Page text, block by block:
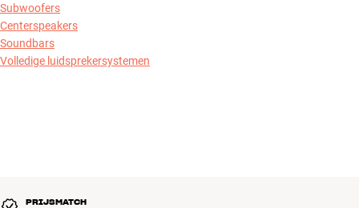
Subwoofers
Centerspeakers
Soundbars
Volledige luidsprekersystemen
PRIJSMATCH